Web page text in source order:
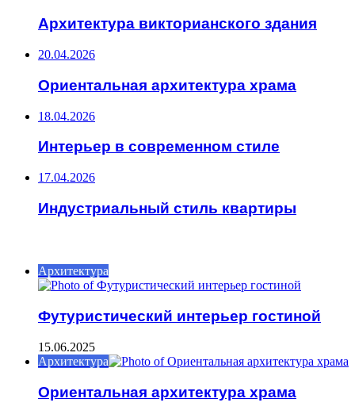
Архитектура викторианского здания
20.04.2026
Ориентальная архитектура храма
18.04.2026
Интерьер в современном стиле
17.04.2026
Индустриальный стиль квартиры
Архитектура
Футуристический интерьер гостиной
15.06.2025
Архитектура
Ориентальная архитектура храма